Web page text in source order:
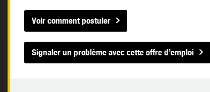
Voir comment postuler
Signaler un problème avec cette offre d’emploi